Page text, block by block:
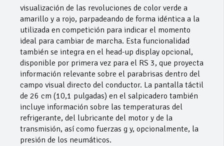
visualización de las revoluciones de color verde a
amarillo y a rojo, parpadeando de forma idéntica a la
utilizada en competición para indicar el momento
ideal para cambiar de marcha. Esta funcionalidad
también se integra en el head-up display opcional,
disponible por primera vez para el RS 3, que proyecta
información relevante sobre el parabrisas dentro del
campo visual directo del conductor. La pantalla táctil
de 26 cm (10,1 pulgadas) en el salpicadero también
incluye información sobre las temperaturas del
refrigerante, del lubricante del motor y de la
transmisión, así como fuerzas g y, opcionalmente, la
presión de los neumáticos.